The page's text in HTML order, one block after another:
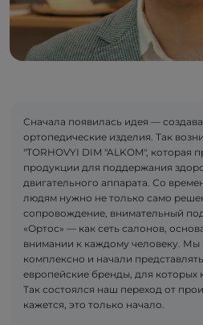
Сначала появилась идея —
ортопедические изделия. Так
"TORHOVYI DIM "ALKOM", которая
продукции для поддержания
двигательного аппарата. Со
людям нужно не только само
сопровождение, внимательный
«Ортос» — как сеть салонов,
внимании к каждому человеку. Мы
комплексно и начали
европейские бренды, для которых
Так состоялся наш переход от
кажется, это только начало.